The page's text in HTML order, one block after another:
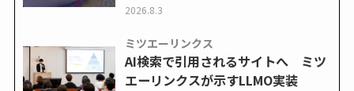
2026.8.3
ミツエーリンクス
AI検索で引用されるサイトへ ミツ
エーリンクスが示すLLMO実装